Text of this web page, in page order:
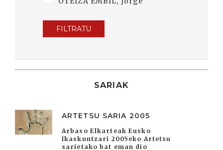
FILTRATU
SARIAK
ARTETSU SARIA 2005
Arbaso Elkarteak Eusko
Ikaskuntzari 2005eko Artetsu
sarietako bat eman dio